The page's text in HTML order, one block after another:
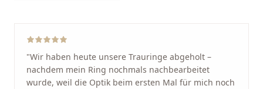
"Wir haben heute unsere Trauringe abgeholt –
nachdem mein Ring nochmals nachbearbeitet
wurde, weil die Optik beim ersten Mal für mich noch